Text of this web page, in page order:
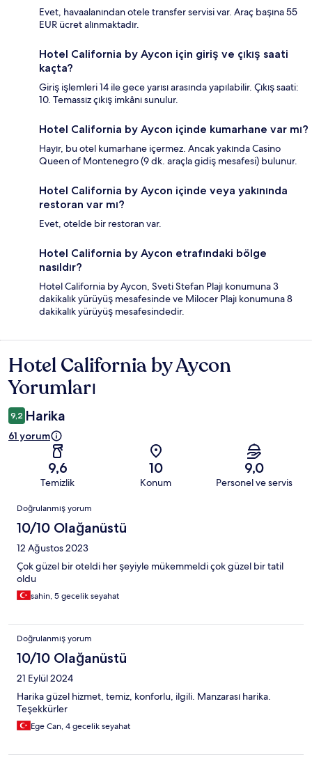
Evet, havaalanından otele transfer servisi var. Araç başına 55
EUR ücret alınmaktadır.
Hotel California by Aycon için giriş ve çıkış saati
kaçta?
Giriş işlemleri 14 ile gece yarısı arasında yapılabilir. Çıkış saati:
10. Temassız çıkış imkânı sunulur.
Hotel California by Aycon içinde kumarhane var mı?
Hayır, bu otel kumarhane içermez. Ancak yakında Casino
Queen of Montenegro (9 dk. araçla gidiş mesafesi) bulunur.
Hotel California by Aycon içinde veya yakınında
restoran var mı?
Evet, otelde bir restoran var.
Hotel California by Aycon etrafındaki bölge
nasıldır?
Hotel California by Aycon, Sveti Stefan Plajı konumuna 3
dakikalık yürüyüş mesafesinde ve Milocer Plajı konumuna 8
dakikalık yürüyüş mesafesindedir.
Yorumlar
Hotel California by Aycon
Yorumları
9,2 Harika
61 yorum
9,6
Temizlik
10
Konum
9,0
Personel ve servis
Yorumlar
Doğrulanmış yorum
10/10 Olağanüstü
12 Ağustos 2023
Çok güzel bir oteldi her şeyiyle mükemmeldi çok güzel bir tatil
oldu
sahin, 5 gecelik seyahat
Doğrulanmış yorum
10/10 Olağanüstü
21 Eylül 2024
Harika güzel hizmet, temiz, konforlu, ilgili. Manzarası harika.
Teşekkürler
Ege Can, 4 gecelik seyahat